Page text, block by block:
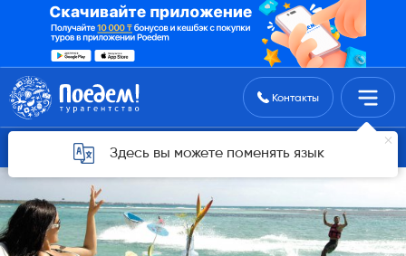
Поиск туровКонтакты
Здесь вы можете поменять язык
Горящие туры для Астаны